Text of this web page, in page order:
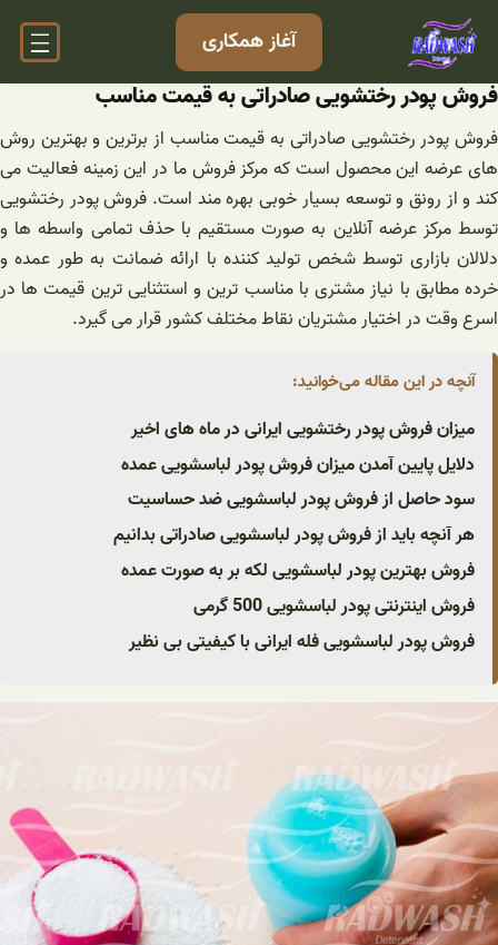
رفتن
آغاز همکاری
فروش پودر رختشویی صادراتی به قیمت مناسب
فروش پودر رختشویی صادراتی به قیمت مناسب از برترین و بهترین روش
های عرضه این محصول است که مرکز فروش ما در این زمینه فعالیت می
کند و از رونق و توسعه بسیار خوبی بهره مند است. فروش پودر رختشویی
توسط مرکز عرضه آنلاین به صورت مستقیم با حذف تمامی واسطه ها و
دلالان بازاری توسط شخص تولید کننده با ارائه ضمانت به طور عمده و
خرده مطابق با نیاز مشتری با مناسب ترین و استثنایی ترین قیمت ها در
اسرع وقت در اختیار مشتریان نقاط مختلف کشور قرار می گیرد.
آنچه در این مقاله می‌خوانید:
میزان فروش پودر رختشویی ایرانی در ماه های اخیر
دلایل پایین آمدن میزان فروش پودر لباسشویی عمده
سود حاصل از فروش پودر لباسشویی ضد حساسیت
هر آنچه باید از فروش پودر لباسشویی صادراتی بدانیم
فروش بهترین پودر لباسشویی لکه بر به صورت عمده
فروش اینترنتی پودر لباسشویی 500 گرمی
فروش پودر لباسشویی فله ایرانی با کیفیتی بی نظیر